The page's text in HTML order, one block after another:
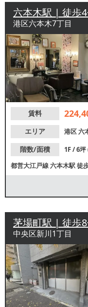
六本木駅 | 徒歩
港区六本木7丁目
賃料
エリア
港区六
階数/面積
1F / 6
都営大江戸線六本木駅徒
茅場町駅 | 徒歩
中央区新川1丁目